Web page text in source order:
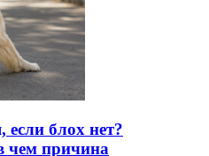
если блох нет?
чем причина